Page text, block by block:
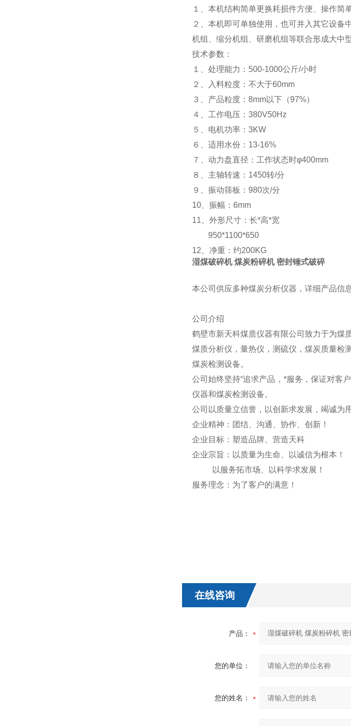
１、本机结构简单更换耗损件方便、操作简
２、本机即可单独使用，也可并入其它设
机组、缩分机组、研磨机组等联合形成大中
技术参数：
１、处理能力：500-1000公斤/小时
２、入料粒度：不大于60mm
３、产品粒度：8mm以下（97%）
４、工作电压：380V50Hz
５、电机功率：3KW
６、适用水份：13-16%
７、动力盘直径：工作状态时φ400mm
８、主轴转速：1450转/分
９、振动筛板：980次/分
10、振幅：6mm
11、外形尺寸：长*高*宽
950*1100*650
12、净重：约200KG
湿煤破碎机 煤炭粉碎机 密封锤式破碎
本公司供应多种煤炭分析仪器，详细产品信
公司介绍
鹤壁市新天科煤质仪器有限公司致力于为煤
煤质分析仪，量热仪，测硫仪，煤炭质量检
煤炭检测设备。
公司始终坚持“追求产品，*服务，保证对客
仪器和煤炭检测设备。
公司以质量立信誉，以创新求发展，竭诚为
企业精神：团结、沟通、协作、创新！
企业目标：塑造品牌、营造天科
企业宗旨：以质量为生命、以诚信为根本！
以服务拓市场、以科学求发展！
服务理念：为了客户的满意！
在线咨询
产品：
您的单位：
您的姓名：